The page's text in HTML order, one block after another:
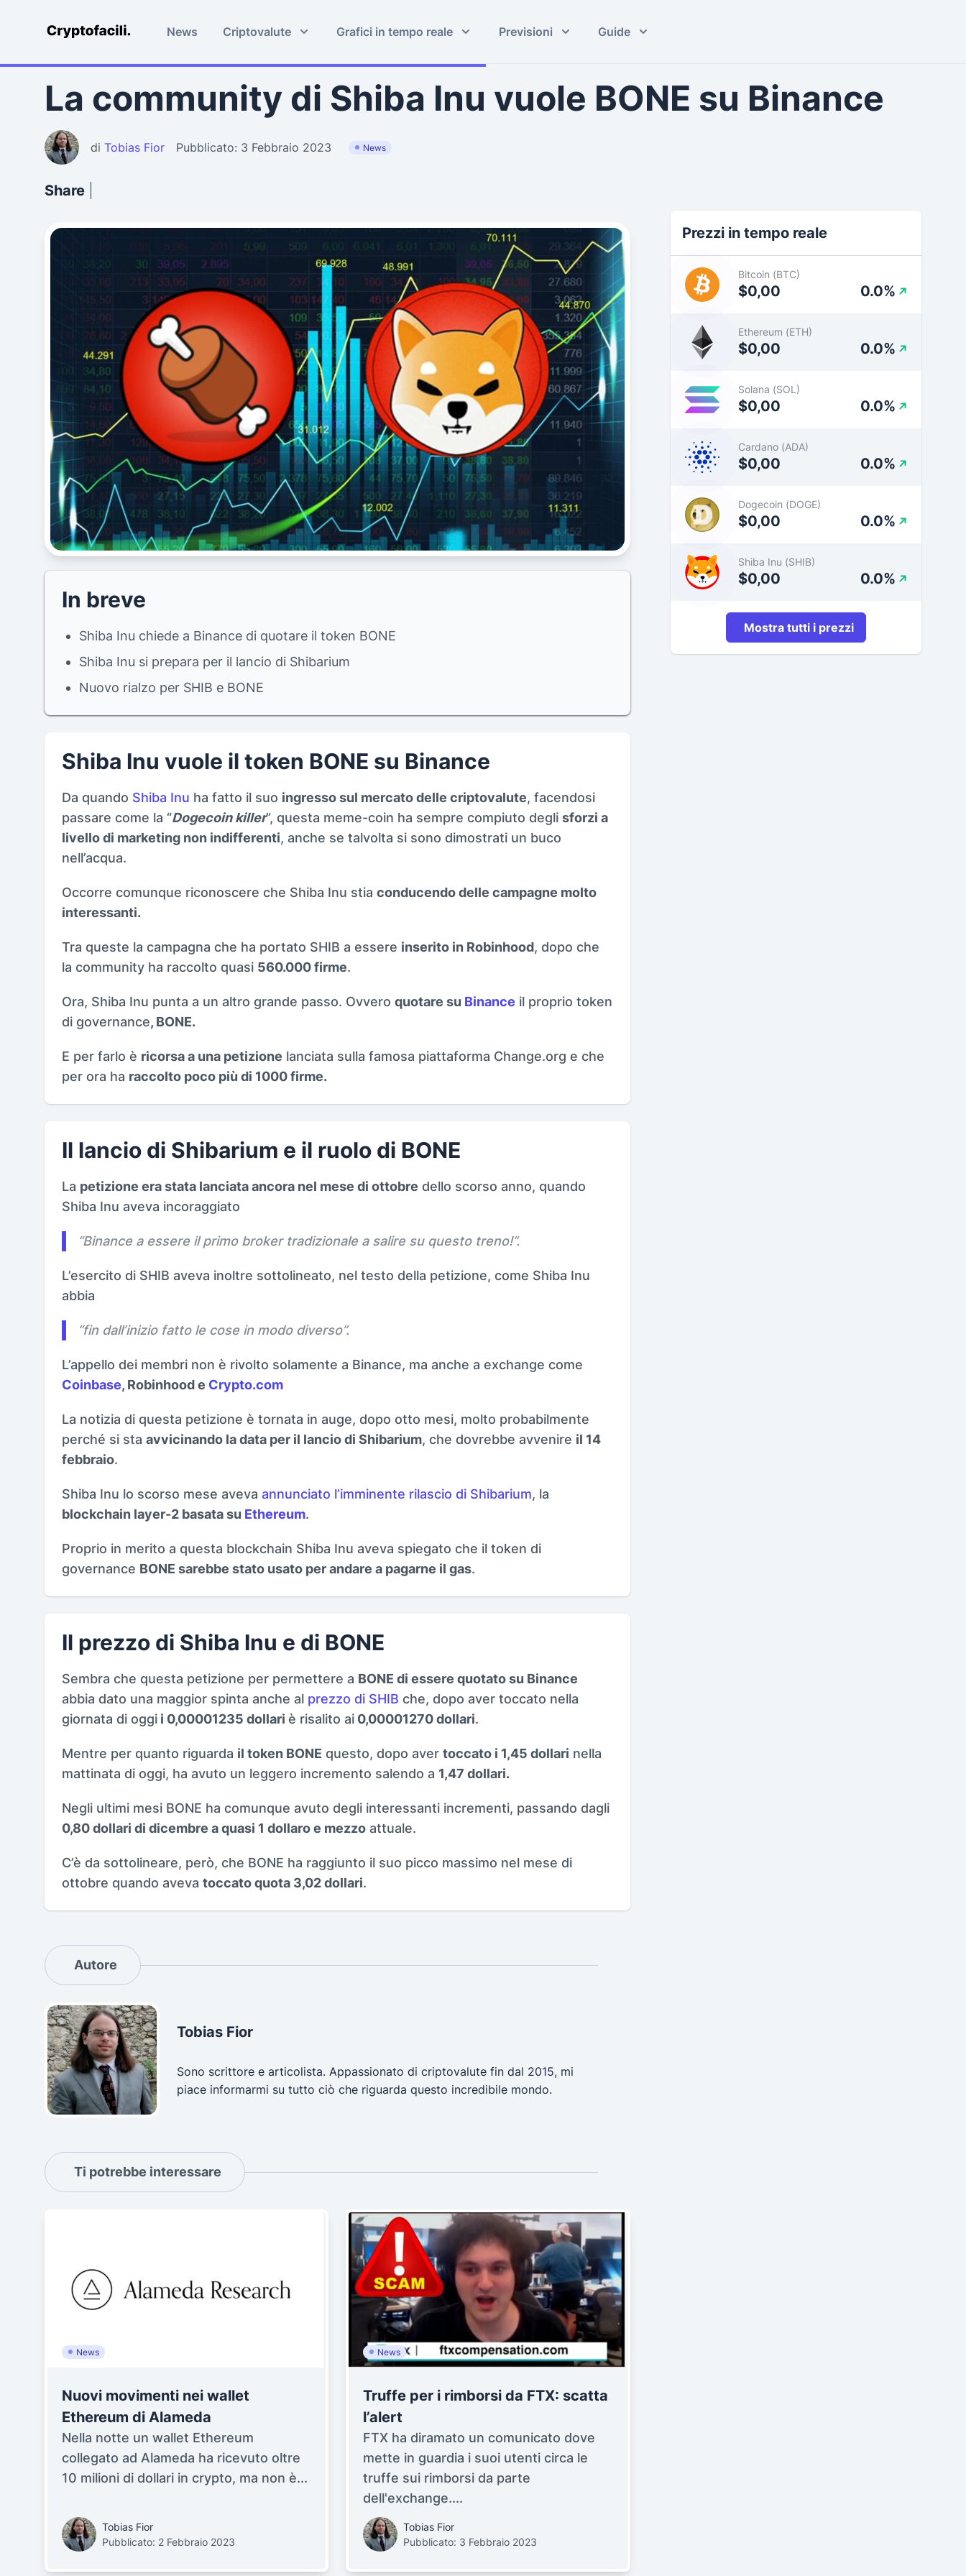
Cryptofacili.com News Criptovalute Grafici in tempo reale Previsioni Guide
La community di Shiba Inu vuole BONE su Binance
di Tobias Fior Pubblicato: 3 Febbraio 2023 News
Share
In breve
Shiba Inu chiede a Binance di quotare il token BONE
Shiba Inu si prepara per il lancio di Shibarium
Nuovo rialzo per SHIB e BONE
Shiba Inu vuole il token BONE su Binance
Da quando Shiba Inu ha fatto il suo ingresso sul mercato delle criptovalute, facendosi
passare come la “Dogecoin killer”, questa meme-coin ha sempre compiuto degli sforzi a
livello di marketing non indifferenti, anche se talvolta si sono dimostrati un buco
nell’acqua.
Occorre comunque riconoscere che Shiba Inu stia conducendo delle campagne molto
interessanti.
Tra queste la campagna che ha portato SHIB a essere inserito in Robinhood, dopo che
la community ha raccolto quasi 560.000 firme.
Ora, Shiba Inu punta a un altro grande passo. Ovvero quotare su Binance il proprio token
di governance, BONE.
E per farlo è ricorsa a una petizione lanciata sulla famosa piattaforma Change.org e che
per ora ha raccolto poco più di 1000 firme.
Il lancio di Shibarium e il ruolo di BONE
La petizione era stata lanciata ancora nel mese di ottobre dello scorso anno, quando
Shiba Inu aveva incoraggiato
“Binance a essere il primo broker tradizionale a salire su questo treno!”.
L’esercito di SHIB aveva inoltre sottolineato, nel testo della petizione, come Shiba Inu
abbia
“fin dall’inizio fatto le cose in modo diverso”.
L’appello dei membri non è rivolto solamente a Binance, ma anche a exchange come
Coinbase, Robinhood e Crypto.com
La notizia di questa petizione è tornata in auge, dopo otto mesi, molto probabilmente
perché si sta avvicinando la data per il lancio di Shibarium, che dovrebbe avvenire il 14
febbraio.
Shiba Inu lo scorso mese aveva annunciato l’imminente rilascio di Shibarium, la
blockchain layer-2 basata su Ethereum.
Proprio in merito a questa blockchain Shiba Inu aveva spiegato che il token di
governance BONE sarebbe stato usato per andare a pagarne il gas.
Il prezzo di Shiba Inu e di BONE
Sembra che questa petizione per permettere a BONE di essere quotato su Binance
abbia dato una maggior spinta anche al prezzo di SHIB che, dopo aver toccato nella
giornata di oggi i 0,00001235 dollari è risalito ai 0,00001270 dollari.
Mentre per quanto riguarda il token BONE questo, dopo aver toccato i 1,45 dollari nella
mattinata di oggi, ha avuto un leggero incremento salendo a 1,47 dollari.
Negli ultimi mesi BONE ha comunque avuto degli interessanti incrementi, passando dagli
0,80 dollari di dicembre a quasi 1 dollaro e mezzo attuale.
C’è da sottolineare, però, che BONE ha raggiunto il suo picco massimo nel mese di
ottobre quando aveva toccato quota 3,02 dollari.
Autore
Tobias Fior
Sono scrittore e articolista. Appassionato di criptovalute fin dal 2015, mi
piace informarmi su tutto ciò che riguarda questo incredibile mondo.
Ti potrebbe interessare
News
Nuovi movimenti nei wallet
Ethereum di Alameda
Nella notte un wallet Ethereum
collegato ad Alameda ha ricevuto oltre
10 milioni di dollari in crypto, ma non è...
Tobias Fior
Pubblicato: 2 Febbraio 2023
News
Truffe per i rimborsi da FTX: scatta
l’alert
FTX ha diramato un comunicato dove
mette in guardia i suoi utenti circa le
truffe sui rimborsi da parte
dell'exchange....
Tobias Fior
Pubblicato: 3 Febbraio 2023
Prezzi in tempo reale
Bitcoin (BTC)
$0,00 0.0%
Ethereum (ETH)
$0,00 0.0%
Solana (SOL)
$0,00 0.0%
Cardano (ADA)
$0,00 0.0%
Dogecoin (DOGE)
$0,00 0.0%
Shiba Inu (SHIB)
$0,00 0.0%
Mostra tutti i prezzi